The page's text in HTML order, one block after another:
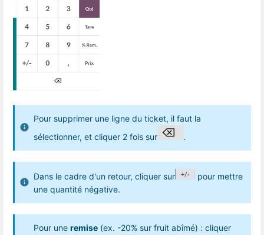
Pour supprimer une ligne du ticket, il faut la
sélectionner, et cliquer 2 fois sur
.
Dans le cadre d'un retour, cliquer sur
pour mettre
une quantité négative.
Pour une remise (ex. -20% sur fruit abîmé) : cliquer